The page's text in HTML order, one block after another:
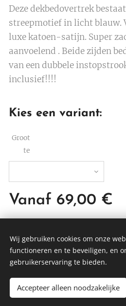
Deze dekbedovertrek
streepmotief in licht blauw.
luxe katoen-satijn. Super
aanvoelend . Beide zijden
van een dubbele
inclusief!!!!
Kies een variant:
Groot
te
Vanaf 69,00 €
DTBEDDING
Wij gebruiken cookies om onze
functioneren en te beveiligen, en
gebruikerservaring te bieden.
Accepteer alleen noodzakelijke